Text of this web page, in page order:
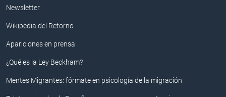
Newsletter
Wikipedia del Retorno
Apariciones en prensa
¿Qué es la Ley Beckham?
Mentes Migrantes: fórmate en psicología de la migración